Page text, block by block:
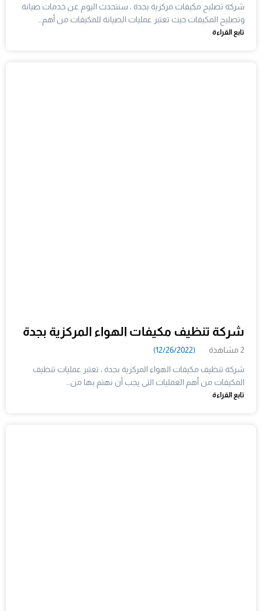
شركة تصليح مكيفات مركزية بجدة ، سنتحدث اليوم عن خدمات صيانة
وتصليح المكيفات حيث تعتبر عمليات الصيانة للمكيفات من أهم…
تابع القراءة
شركة تنظيف مكيفات الهواء المركزية بجدة
2 مشاهدة (12/26/2022)
شركة تنظيف مكيفات الهواء المركزية بجدة ، تعتبر عمليات تنظيف
المكيفات من أهم العمليات التى يجب أن نهتم بها من…
تابع القراءة